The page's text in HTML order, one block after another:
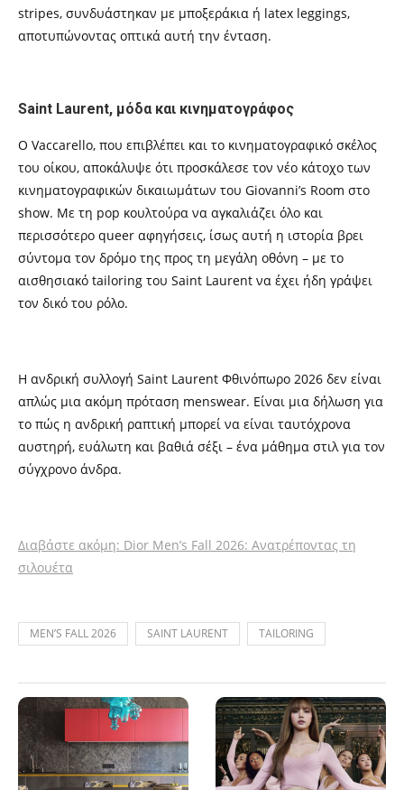
stripes, συνδυάστηκαν με μποξεράκια ή latex leggings,
αποτυπώνοντας οπτικά αυτή την ένταση.
Saint Laurent, μόδα και κινηματογράφος
Ο Vaccarello, που επιβλέπει και το κινηματογραφικό σκέλος
του οίκου, αποκάλυψε ότι προσκάλεσε τον νέο κάτοχο των
κινηματογραφικών δικαιωμάτων του Giovanni’s Room στο
show. Με τη pop κουλτούρα να αγκαλιάζει όλο και
περισσότερο queer αφηγήσεις, ίσως αυτή η ιστορία βρει
σύντομα τον δρόμο της προς τη μεγάλη οθόνη – με το
αισθησιακό tailoring του Saint Laurent να έχει ήδη γράψει
τον δικό του ρόλο.
Η ανδρική συλλογή Saint Laurent Φθινόπωρο 2026 δεν είναι
απλώς μια ακόμη πρόταση menswear. Είναι μια δήλωση για
το πώς η ανδρική ραπτική μπορεί να είναι ταυτόχρονα
αυστηρή, ευάλωτη και βαθιά σέξι – ένα μάθημα στιλ για τον
σύγχρονο άνδρα.
Διαβάστε ακόμη: Dior Men’s Fall 2026: Ανατρέποντας τη
σιλουέτα
MEN’S FALL 2026 SAINT LAURENT TAILORING